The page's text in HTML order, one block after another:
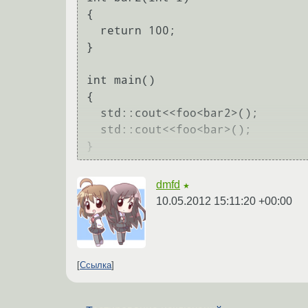
{
}
int main()
{
dmfd ★
10.05.2012 15:11:20 +00:00
Ссылка